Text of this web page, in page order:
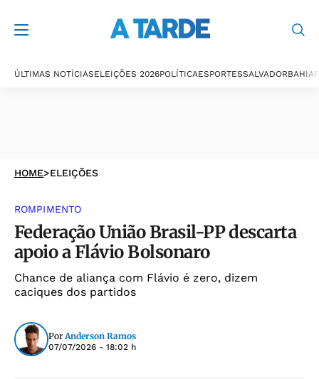
ÚLTIMAS NOTÍCIASELEIÇÕES 2026POLÍTICAESPORTESSALVADORBAHIA
HOME>ELEIÇÕES
ROMPIMENTO
Federação União Brasil-PP descarta
apoio a Flávio Bolsonaro
Chance de aliança com Flávio é zero, dizem
caciques dos partidos
Por Anderson Ramos
07/07/2026 - 18:02 h